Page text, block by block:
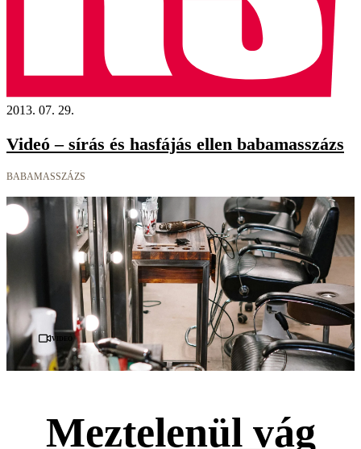
2013. 07. 29.
Videó – sírás és hasfájás ellen babamasszázs
BABAMASSZÁZS
Videó
Meztelenül vág